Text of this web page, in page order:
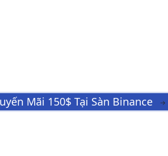
Mãi 150$ Tại Sàn Binance →